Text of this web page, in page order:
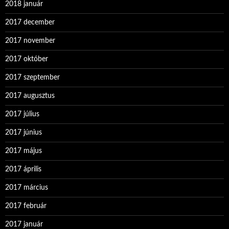
2018 január
2017 december
2017 november
2017 október
2017 szeptember
2017 augusztus
2017 július
2017 június
2017 május
2017 április
2017 március
2017 február
2017 január